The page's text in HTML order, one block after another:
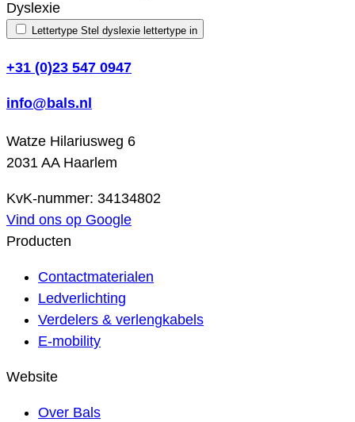
Dyslexie
Lettertype Stel dyslexie lettertype in
+31 (0)23 547 0947
info@bals.nl
Watze Hilariusweg 6
2031 AA Haarlem
KvK-nummer: 34134802
Vind ons op Google
Producten
Contactmaterialen
Ledverlichting
Verdelers & verlengkabels
E-mobility
Website
Over Bals